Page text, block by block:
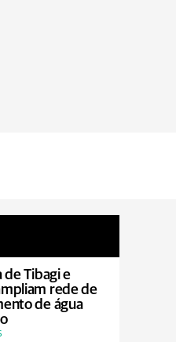
Tibagi e
rede de
de água